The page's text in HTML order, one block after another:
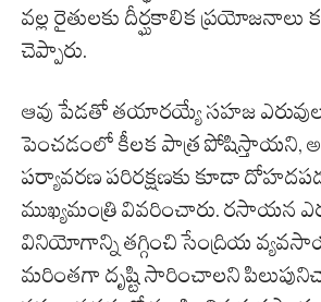
వల్ల రైతులకు దీర్ఘకాలిక
చెప్పారు.
ఆవు పేడతో తయారయ్యే సహజ
పెంచడంలో కీలక పాత్ర
పర్యావరణ పరిరక్షణకు కూడా
ముఖ్యమంత్రి వివరించారు. రసాయన
వినియోగాన్ని తగ్గించి సేంద్రియ
మరింతగా దృష్టి సారించాలని